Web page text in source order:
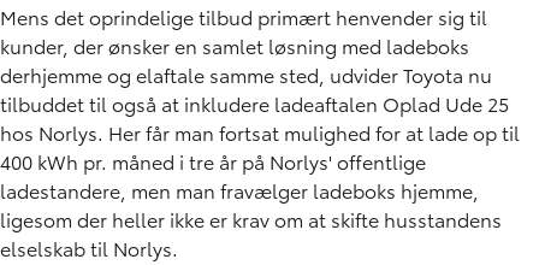
Mens det oprindelige tilbud primært henvender sig til
kunder, der ønsker en samlet løsning med ladeboks
derhjemme og elaftale samme sted, udvider Toyota nu
tilbuddet til også at inkludere ladeaftalen Oplad Ude 25
hos Norlys. Her får man fortsat mulighed for at lade op til
400 kWh pr. måned i tre år på Norlys' offentlige
ladestandere, men man fravælger ladeboks hjemme,
ligesom der heller ikke er krav om at skifte husstandens
elselskab til Norlys.